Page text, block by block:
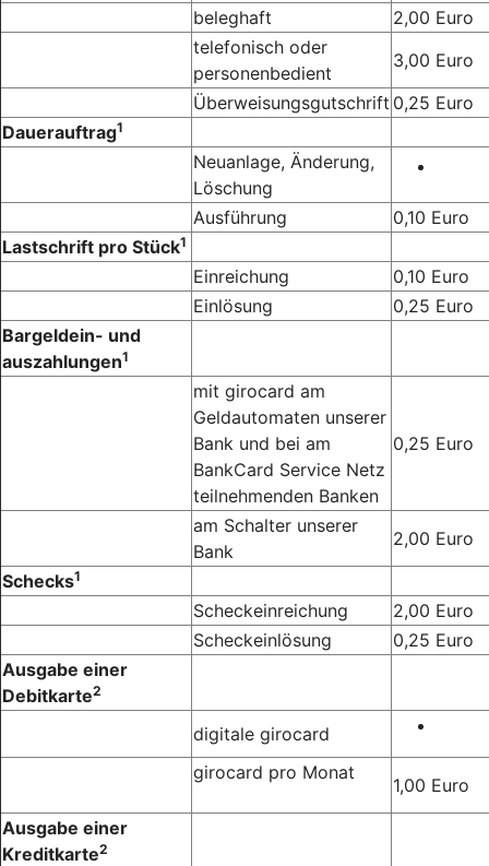
beleghaft
2,00 Euro
telefonisch oder
personenbedient
3,00 Euro
Überweisungsgutschrift 0,25 Euro
Dauerauftrag1
Neuanlage, Änderung,
Löschung
Ausführung
0,10 Euro
Lastschrift pro Stück1
Einreichung
0,10 Euro
Einlösung
0,25 Euro
Bargeldein- und
auszahlungen1
mit girocard am
Geldautomaten unserer
Bank und bei am
BankCard Service Netz
teilnehmenden Banken
0,25 Euro
am Schalter unserer
Bank
2,00 Euro
Schecks1
Scheckeinreichung
2,00 Euro
Scheckeinlösung
0,25 Euro
Ausgabe einer
Debitkarte2
digitale girocard
girocard pro Monat
1,00 Euro
Ausgabe einer
Kreditkarte2